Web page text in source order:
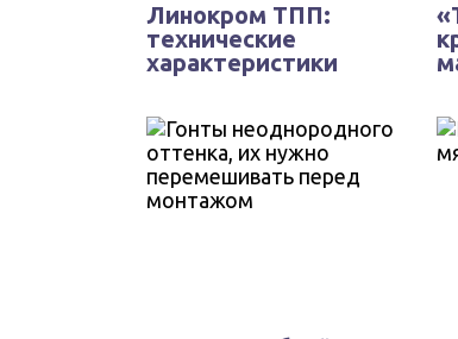
Линокром ТПП:
технические
характеристики